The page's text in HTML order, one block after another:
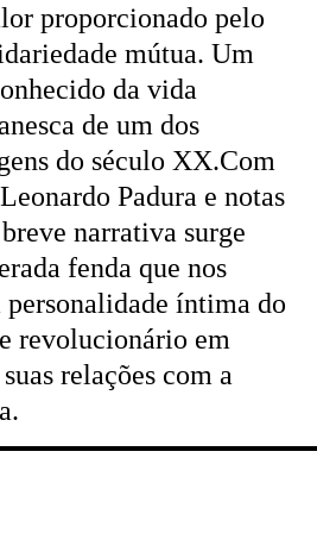
proporcionado pelo
mútua. Um
da vida
de um dos
do século XX.Com
Padura e notas
narrativa surge
fenda que nos
personalidade íntima do
revolucionário em
relações com a